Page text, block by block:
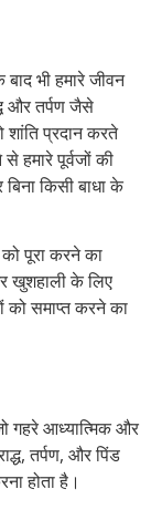
बाद भी हमारे जीवन
और तर्पण जैसे
प्रदान करते
हमारे पूर्वजों की
किसी बाधा के
को पूरा करने का
खुशहाली के लिए
को समाप्त करने का
गहरे आध्यात्मिक और
तर्पण, और पिंड
होता है।